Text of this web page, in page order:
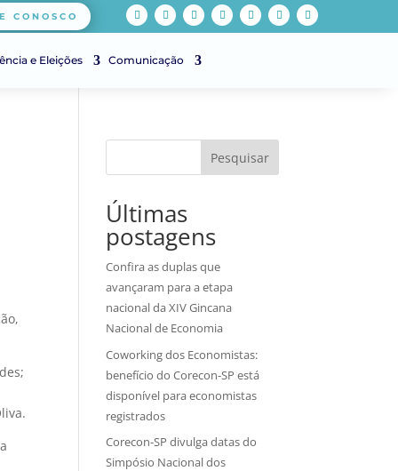
CONOSCO
e Eleições Comunicação
Pesquisar
Últimas
postagens
Confira as duplas que
avançaram para a etapa
nacional da XIV Gincana
Nacional de Economia
Coworking dos Economistas:
benefício do Corecon-SP está
disponível para economistas
registrados
Corecon-SP divulga datas do
Simpósio Nacional dos